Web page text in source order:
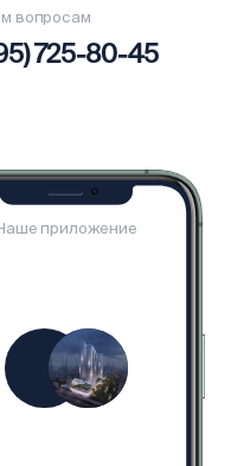
вопросам
725-80-45
приложение